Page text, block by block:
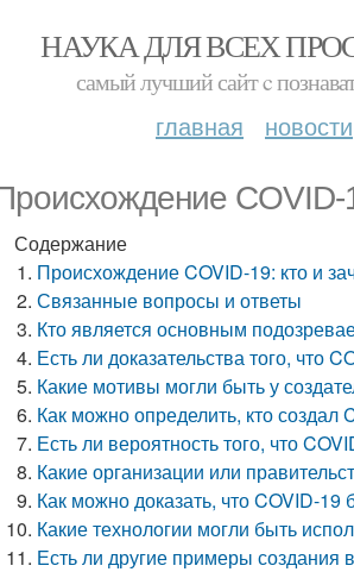
НАУКА ДЛЯ ВСЕХ
самый лучший сайт c
главная новости
COVID-
Содержание
Происхождение COVID-19: кто и
Связанные вопросы и ответы
Кто является основным
Есть ли доказательства того, что
Какие мотивы могли быть у
Как можно определить, кто создал
Есть ли вероятность того, что
Какие организации или
Как можно доказать, что COVID-19
Какие технологии могли быть
Есть ли другие примеры создания